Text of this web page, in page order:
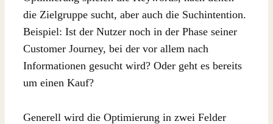
die Zielgruppe sucht, aber auch die Suchintention.
Beispiel: Ist der Nutzer noch in der Phase seiner
Customer Journey, bei der vor allem nach
Informationen gesucht wird? Oder geht es bereits
um einen Kauf?
Generell wird die Optimierung in zwei Felder